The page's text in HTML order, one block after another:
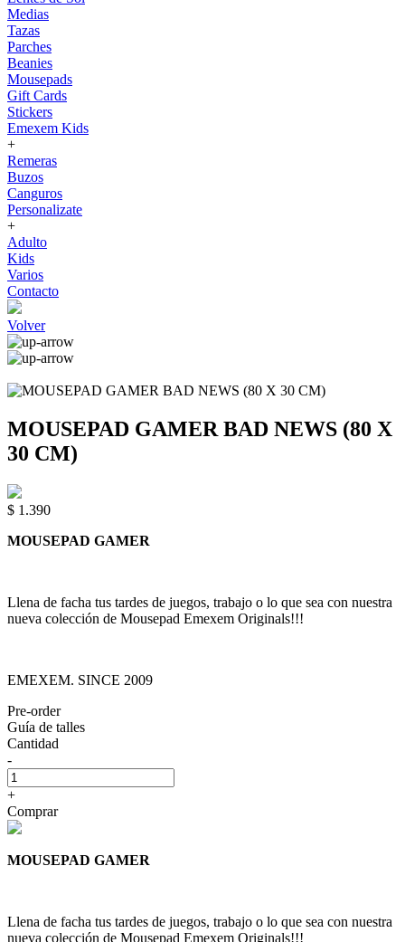
Medias
Tazas
Parches
Beanies
Mousepads
Gift Cards
Stickers
Emexem Kids
+
Remeras
Buzos
Canguros
Personalizate
+
Adulto
Kids
Varios
Contacto
Volver
MOUSEPAD GAMER BAD NEWS (80 X
30 CM)
$ 1.390
MOUSEPAD GAMER
Llena de facha tus tardes de juegos, trabajo o lo que sea con nuestra
nueva colección de Mousepad Emexem Originals!!!
EMEXEM. SINCE 2009
Pre-order
Guía de talles
Cantidad
-
+
Comprar
MOUSEPAD GAMER
Llena de facha tus tardes de juegos, trabajo o lo que sea con nuestra
nueva colección de Mousepad Emexem Originals!!!